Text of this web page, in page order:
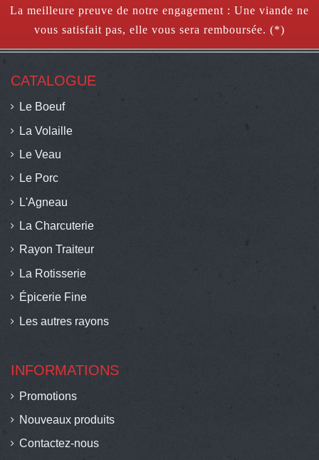
La meilleure preuve de notre engagement : Une viande ne
vous satisfait pas, elle vous sera remboursée. (*)
CATALOGUE
Le Boeuf
La Volaille
Le Veau
Le Porc
L'Agneau
La Charcuterie
Rayon Traiteur
La Rotisserie
Épicerie Fine
Les autres rayons
INFORMATIONS
Promotions
Nouveaux produits
Contactez-nous